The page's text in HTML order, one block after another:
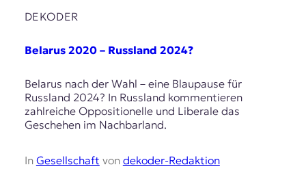
DEKODER
Belarus 2020 – Russland 2024?
Belarus nach der Wahl – eine Blaupause für
Russland 2024? In Russland kommentieren
zahlreiche Oppositionelle und Liberale das
Geschehen im Nachbarland.
In Gesellschaft von dekoder-Redaktion